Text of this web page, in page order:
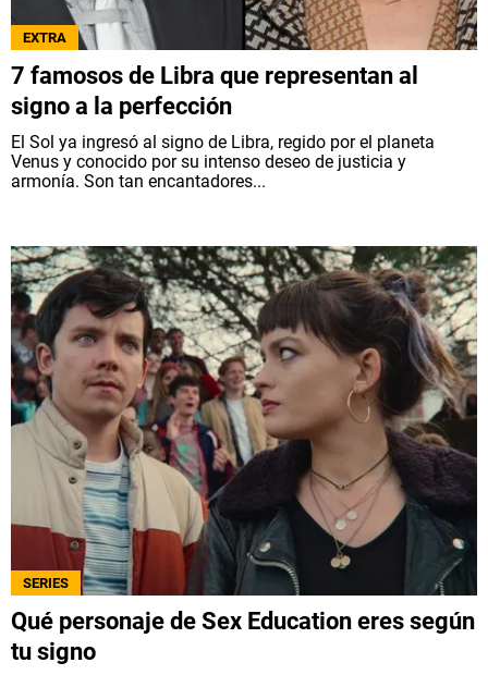
EXTRA
7 famosos de Libra que representan al
signo a la perfección
El Sol ya ingresó al signo de Libra, regido por el planeta
Venus y conocido por su intenso deseo de justicia y
armonía. Son tan encantadores...
SERIES
Qué personaje de Sex Education eres según
tu signo